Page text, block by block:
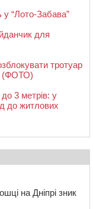
у “Лото-Забава”
для
тротуар
(ФОТО)
3 метрів: у
до житлових
на Дніпрі зник